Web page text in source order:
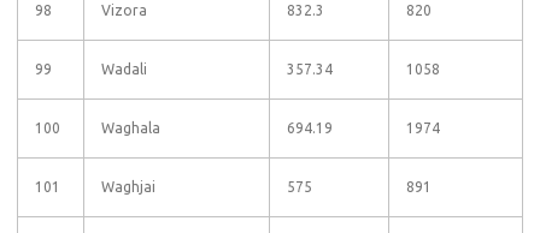
98 Vizora 832.3 820
99 Wadali 357.34 1058
100 Waghala 694.19 1974
101 Waghjai 575 891